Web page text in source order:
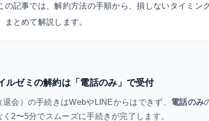
の記事では、解約方法の手順から、損しないタイミン
まとめて解説します。
ルゼミの解約は「電話のみ」で受付
退会）の手続きはWebやLINEからはできず、 電話のみ
く2〜5分でスムーズに手続きが完了します。